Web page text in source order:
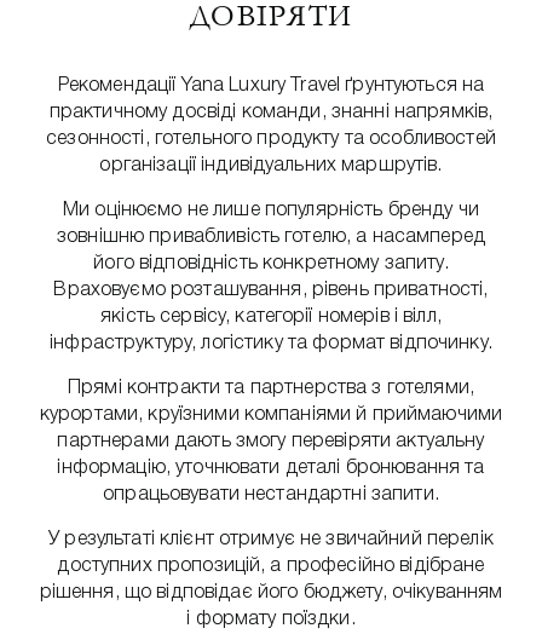
ДОВІРЯТИ
Рекомендації Yana Luxury Travel ґрунтуються на
практичному досвіді команди, знанні напрямків,
сезонності, готельного продукту та особливостей
організації індивідуальних маршрутів.
Ми оцінюємо не лише популярність бренду чи
зовнішню привабливість готелю, а насамперед
його відповідність конкретному запиту.
Враховуємо розташування, рівень приватності,
якість сервісу, категорії номерів і вілл,
інфраструктуру, логістику та формат відпочинку.
Прямі контракти та партнерства з готелями,
курортами, круїзними компаніями й приймаючими
партнерами дають змогу перевіряти актуальну
інформацію, уточнювати деталі бронювання та
опрацьовувати нестандартні запити.
У результаті клієнт отримує не звичайний перелік
доступних пропозицій, а професійно відібране
рішення, що відповідає його бюджету, очікуванням
і формату поїздки.